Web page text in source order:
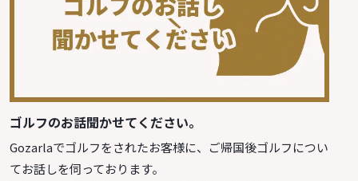
ゴルフのお話聞かせてください。
Gozarlaでゴルフをされたお客様に、ご帰国後ゴルフについ
てお話しを伺っております。